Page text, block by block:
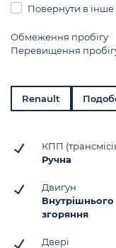
Повернути в
Обмеження пробігу
Перевищення
Renault
КПП
Ручна
Двигун
Внутрішнього
згоряння
Двері